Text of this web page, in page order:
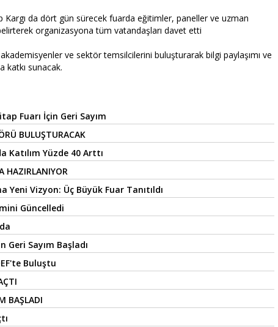
Kargı da dört gün sürecek fuarda eğitimler, paneller ve uzman
organizasyona tüm vatandaşları davet etti
akademisyenler ve sektör temsilcilerini buluşturarak bilgi paylaşımı ve
katkı sunacak.
Fuarı İçin Geri Sayım
BULUŞTURACAK
Katılım Yüzde 40 Arttı
HAZIRLANIYOR
Yeni Vizyon: Üç Büyük Fuar Tanıtıldı
Güncelledi
Geri Sayım Başladı
Buluştu
BAŞLADI